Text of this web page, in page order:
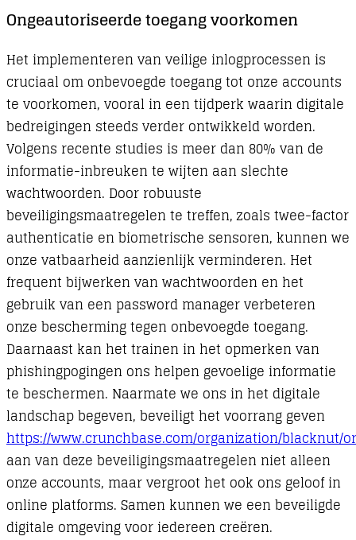
Ongeautoriseerde toegang voorkomen
Het implementeren van veilige inlogprocessen is
cruciaal om onbevoegde toegang tot onze accounts
te voorkomen, vooral in een tijdperk waarin digitale
bedreigingen steeds verder ontwikkeld worden.
Volgens recente studies is meer dan 80% van de
informatie-inbreuken te wijten aan slechte
wachtwoorden. Door robuuste
beveiligingsmaatregelen te treffen, zoals twee-factor
authenticatie en biometrische sensoren, kunnen we
onze vatbaarheid aanzienlijk verminderen. Het
frequent bijwerken van wachtwoorden en het
gebruik van een password manager verbeteren
onze bescherming tegen onbevoegde toegang.
Daarnaast kan het trainen in het opmerken van
phishingpogingen ons helpen gevoelige informatie
te beschermen. Naarmate we ons in het digitale
landschap begeven, beveiligt het voorrang geven
https://www.crunchbase.com/organization/blacknut/
aan van deze beveiligingsmaatregelen niet alleen
onze accounts, maar vergroot het ook ons geloof in
online platforms. Samen kunnen we een beveiligde
digitale omgeving voor iedereen creëren.